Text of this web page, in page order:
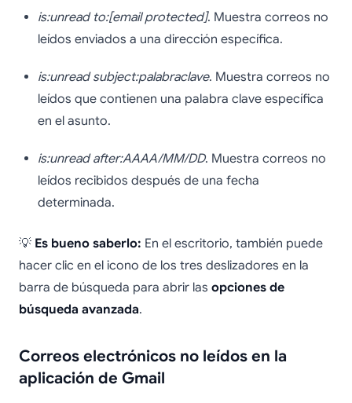
is:unread to:[email protected]. Muestra correos no
leídos enviados a una dirección específica.
is:unread subject:palabraclave. Muestra correos no
leídos que contienen una palabra clave específica
en el asunto.
is:unread after:AAAA/MM/DD. Muestra correos no
leídos recibidos después de una fecha
determinada.
💡 Es bueno saberlo: En el escritorio, también puede
hacer clic en el icono de los tres deslizadores en la
barra de búsqueda para abrir las opciones de
búsqueda avanzada.
Correos electrónicos no leídos en la
aplicación de Gmail